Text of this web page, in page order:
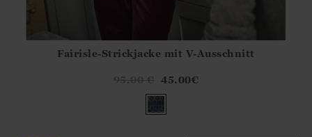
?? ""
Nein
Fairisle-Strickjacke mit V-Ausschnitt
45.00€